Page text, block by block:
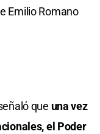
Emilio Romano
que una vez
el Poder